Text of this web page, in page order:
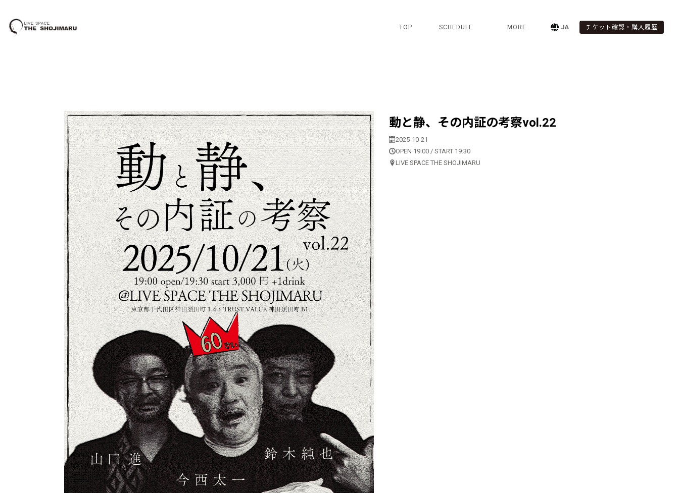
TOP SCHEDULE MORE JA チケット確認・購入履歴
動と静、その内証の考察vol.22
2025-10-21
OPEN 19:00 / START 19:30
LIVE SPACE THE SHOJIMARU